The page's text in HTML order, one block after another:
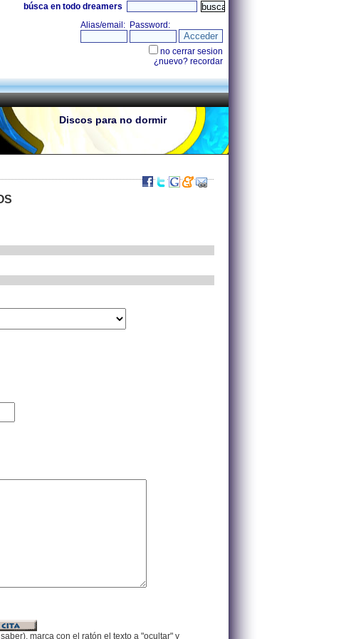
búsca en todo dreamers
Discos para no dormir
marca con el ratón el texto a "ocultar" y